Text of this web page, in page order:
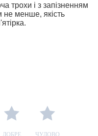
трохи і з запізненням
менше, якість
ДОБРЕ ЧУДОВО